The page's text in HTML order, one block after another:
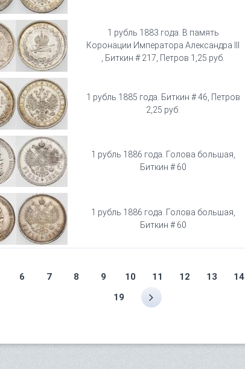
1 рубль 1883 года. В память
Коронации Императора Александра III
, Биткин # 217, Петров 1,25 руб.
1 рубль 1885 года. Биткин # 46, Петров
2,25 руб.
1 рубль 1886 года. Голова большая,
Биткин # 60
1 рубль 1886 года. Голова большая,
Биткин # 60
6 7 8 9 10 11 12 13 14
19